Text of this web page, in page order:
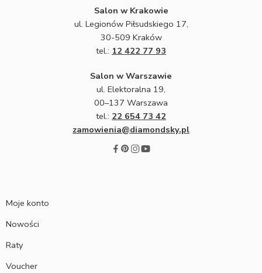
Salon w Krakowie
ul. Legionów Piłsudskiego 17,
30-509 Kraków
tel.: 12 422 77 93
Salon w Warszawie
ul. Elektoralna 19,
00–137 Warszawa
tel.: 22 654 73 42
zamowienia@diamondsky.pl
Moje konto
Nowości
Raty
Voucher